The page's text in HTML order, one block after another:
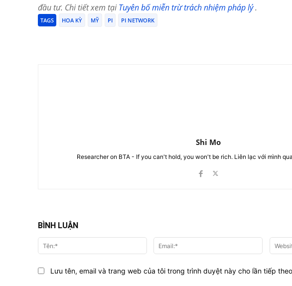
đầu tư. Chi tiết xem tạiTuyên bố miễn trừ trách nhiệm pháp lý.
TAGS HOA KỲ MỸ PI PI NETWORK
Shi Mo
Researcher on BTA - If you can't hold, you won't be rich. Liên lạc với mình
BÌNH LUẬN
Tên:* Email:*
Lưu tên, email và trang web của tôi trong trình duyệt này cho lần tiếp